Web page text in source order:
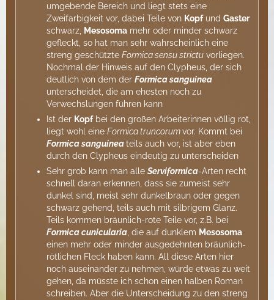
umgebende Bereich und liegt stets eine
Zweifarbigkeit vor, dabei Teile von Kopfund Gaster
schwarz, Mesosoma mehr oder minder schwarz
gefleckt, so hat man sehr wahrscheinlich eine
streng geschützte Formica sensu strictu vorliegen.
Nochmal der Hinweis auf den Clypheus, der sich
deutlich von dem der Formica sanguinea
unterscheidet, die am ehesten noch zu
Verwechslungen führen kann
Ist der Kopfbei den großen Arbeiterinnen völlig rot,
liegt wohl eine Formica truncorumvor. Kommt bei
Formica sanguineateils auch vor, ist aber eben
durch den Clypheus eindeutig zu unterscheiden
Sehr grob kann man alle Serviformica-Arten recht
schnell daran erkennen, dass sie zumeist sehr
dunkel sind, meist sehr dunkelbraun oder gegen
schwarz gehend, teils auch mit silbrigem Glanz.
Teils kommen bräunlich-rote Teile vor, z.B. bei
Formica cunicularia, die auf dunklem Mesosoma
einen mehr oder minder ausgedehnten bräunlich-
rötlichen Fleck haben kann. All diese Arten hier
noch auseinander zu nehmen, würde etwas zu weit
gehen, da müsste ich schon einen halben Roman
schreiben. Aber die Unterscheidung zu den streng